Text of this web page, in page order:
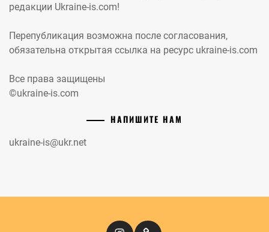
редакции Ukraine-is.com!
Перепубликация возможна после согласования,
обязательна открытая ссылка на ресурс ukraine-is.com
Все права защищены
©ukraine-is.com
НАПИШИТЕ НАМ
ukraine-is@ukr.net
InstagramКіномандри